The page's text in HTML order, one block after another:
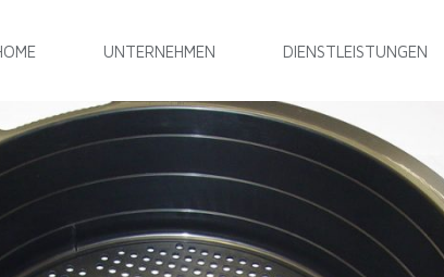
UNTERNEHMEN DIENSTLEISTUNGEN